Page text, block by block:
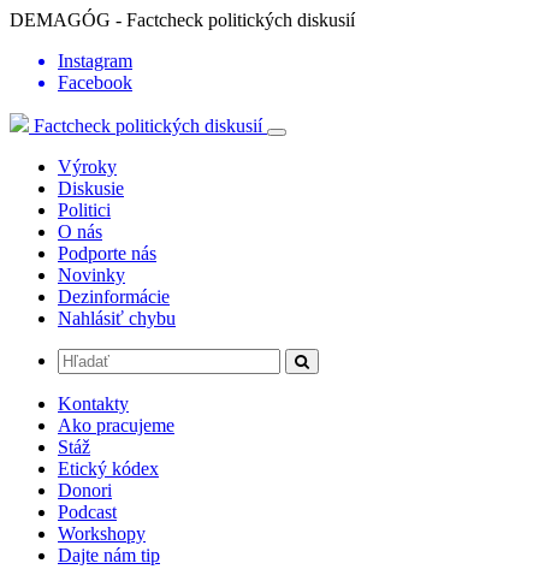
DEMAGÓG - Factcheck politických diskusií
Instagram
Facebook
Factcheck politických diskusií
Výroky
Diskusie
Politici
O nás
Podporte nás
Novinky
Dezinformácie
Nahlásiť chybu
Kontakty
Ako pracujeme
Stáž
Etický kódex
Donori
Podcast
Workshopy
Dajte nám tip